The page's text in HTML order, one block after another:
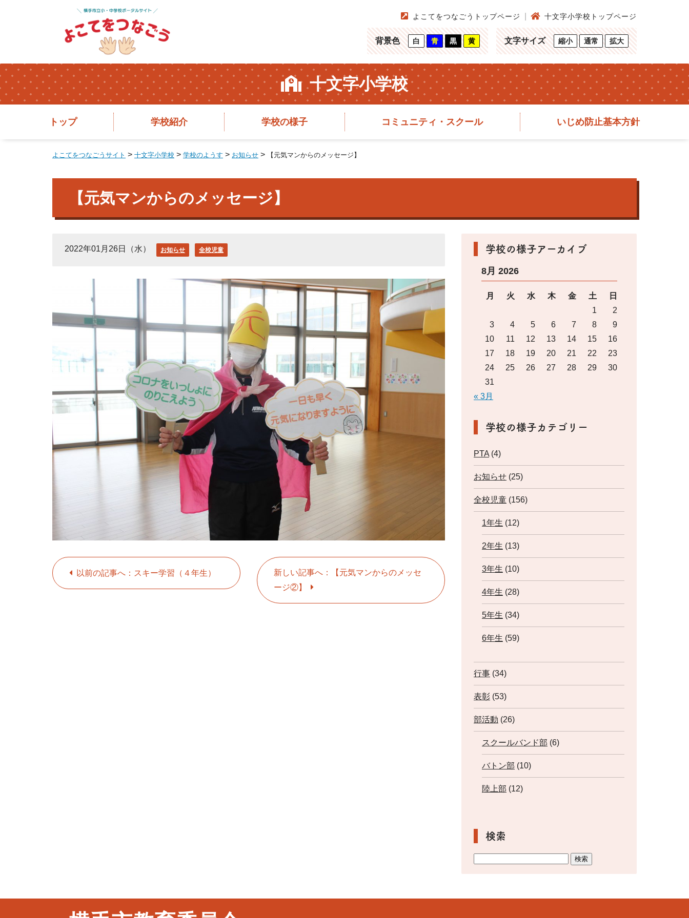
よこてをつなごうトップページ 十文字小学校トップページ
背景色 白 青 黒 黄 文字サイズ 縮小 通常 拡大
十文字小学校
トップ 学校紹介 学校の様子 コミュニティ・スクール いじめ防止基本方針
よこてをつなごうサイト > 十文字小学校 > 学校のようす > お知らせ > 【元気マンからのメッセージ】
【元気マンからのメッセージ】
2022年01月26日（水） お知らせ 全校児童
以前の記事へ：スキー学習（４年生）
新しい記事へ：【元気マンからのメッセ
ージ②】
学校の様子アーカイブ
8月 2026
月 火 水 木 金 土
日
1
2
3
4 5 6 7 8
9
10
11 12 13 14 15
16
17
18 19 20 21 22
23
24
25 26 27 28 29
30
31
« 3月
学校の様子カテゴリー
PTA (4)
お知らせ (25)
全校児童 (156)
1年生 (12)
2年生 (13)
3年生 (10)
4年生 (28)
5年生 (34)
6年生 (59)
行事 (34)
表彰 (53)
部活動 (26)
スクールバンド部 (6)
バトン部 (10)
陸上部 (12)
検索